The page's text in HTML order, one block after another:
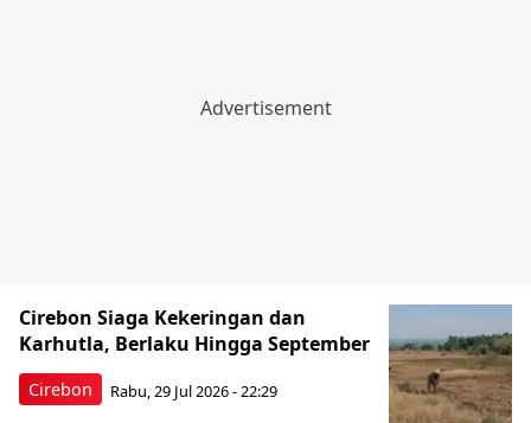
Cirebon
Cirebon Siaga Kekeringan dan
Karhutla, Berlaku Hingga September
Rabu, 29 Jul 2026 - 22:29